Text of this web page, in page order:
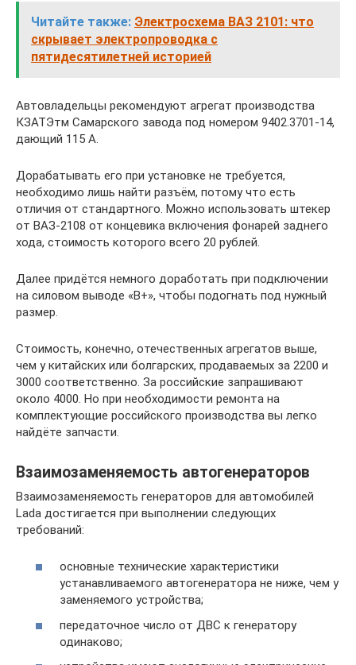
Читайте также: Электросхема ВАЗ 2101: что
скрывает электропроводка с
пятидесятилетней историей
Автовладельцы рекомендуют агрегат производства
КЗАТЭтм Самарского завода под номером 9402.3701-14,
дающий 115 А.
Дорабатывать его при установке не требуется,
необходимо лишь найти разъём, потому что есть
отличия от стандартного. Можно использовать штекер
от ВАЗ-2108 от концевика включения фонарей заднего
хода, стоимость которого всего 20 рублей.
Далее придётся немного доработать при подключении
на силовом выводе «В+», чтобы подогнать под нужный
размер.
Стоимость, конечно, отечественных агрегатов выше,
чем у китайских или болгарских, продаваемых за 2200 и
3000 соответственно. За российские запрашивают
около 4000. Но при необходимости ремонта на
комплектующие российского производства вы легко
найдёте запчасти.
Взаимозаменяемость автогенераторов
Взаимозаменяемость генераторов для автомобилей
Lada достигается при выполнении следующих
требований:
основные технические характеристики
устанавливаемого автогенератора не ниже, чем у
заменяемого устройства;
передаточное число от ДВС к генератору
одинаково;